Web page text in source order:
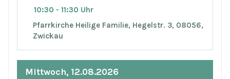
10:30 - 11:30 Uhr
Pfarrkirche Heilige Familie, Hegelstr. 3, 08056,
Zwickau
Mittwoch, 12.08.2026